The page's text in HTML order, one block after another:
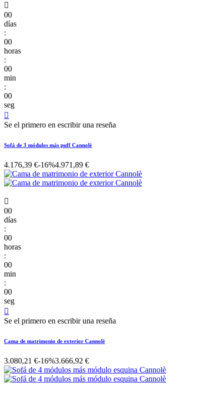

00
días
:
00
horas
:
00
min
:
00
seg

Se el primero en escribir una reseña
Sofá de 3 módulos más puff Cannolè
4.176,39 €-16%4.971,89 €

00
días
:
00
horas
:
00
min
:
00
seg

Se el primero en escribir una reseña
Cama de matrimonio de exterior Cannolè
3.080,21 €-16%3.666,92 €